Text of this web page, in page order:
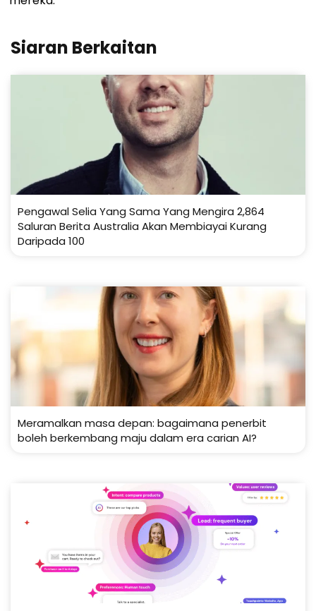
Siaran Berkaitan
Pengawal Selia Yang Sama Yang Mengira 2,864
Saluran Berita Australia Akan Membiayai Kurang
Daripada 100
Meramalkan masa depan: bagaimana penerbit
boleh berkembang maju dalam era carian AI?